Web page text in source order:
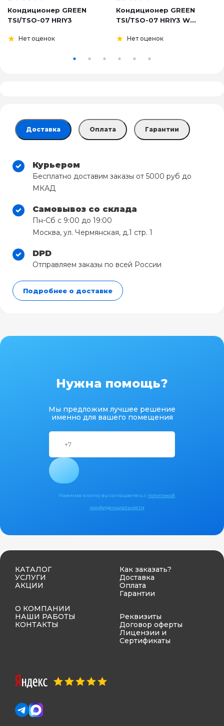
Кондиционер GREEN
TSI/TSO-07 HRIY3
Нет оценок
Кондиционер GREEN
TSI/TSO-07 HRIY3 W...
Нет оценок
Доставка Оплата Гарантии
Курьером
Бесплатно доставим заказы от 5000 руб до
МКАД
Самовывоз со склада
Пн-Сб с 9:00 до 19:00
Москва, ул. Чермянская, д.1 стр. 1
DPD
Отправляем заказы по всей России
Подробнее о доставке
Нужна помощь?
Мы предложим лучшее решение
именно для вашего помещения
Нажимая кнопку вы соглашаетесь с политикой
конфиденциальности
КАТАЛОГ
УСЛУГИ
АКЦИИ
О КОМПАНИИ
НАШИ РАБОТЫ
КОНТАКТЫ
Как заказать?
Доставка
Оплата
Гарантии
Реквизиты
Договор оферты
Лицензии и
Сертификаты